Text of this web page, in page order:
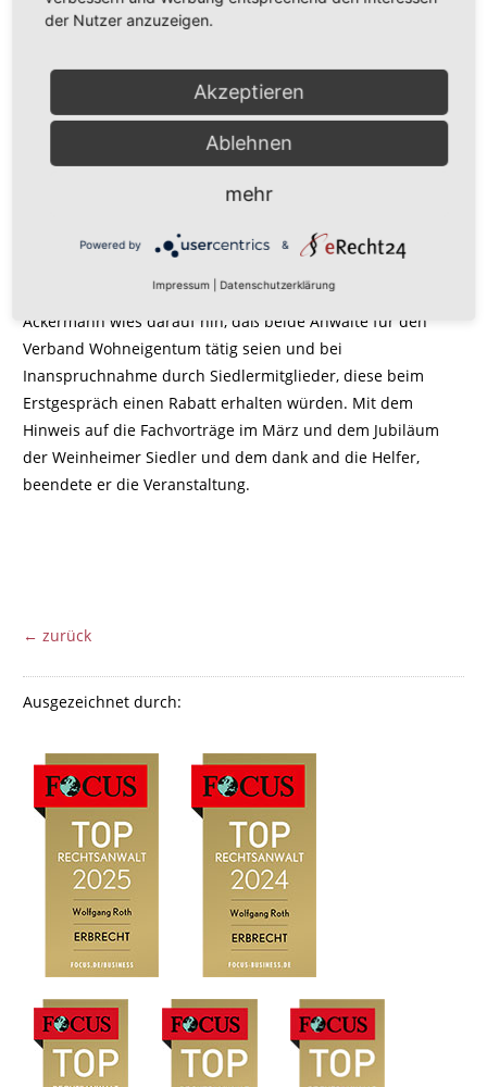
Abschließend wies Maulbetsch auf die kommenden
Patientenverfügung, welche am 28. März 2011 im Rolf-
Engel-Brecht-Haus von beiden Dozenten vorgetragen
werden.
Landesgeschäftsführer Ackermann bedankte sich bei
über die rege Beteiligung und dem Schlußapplaus des
Ackermann wies darauf hin, daß beide Anwälte für den
Verband Wohneigentum tätig seien und bei
Inanspruchnahme durch Siedlermitglieder, diese beim
Erstgespräch einen Rabatt erhalten würden. Mit dem
Hinweis auf die Fachvorträge im März und dem Jubiläum
der Weinheimer Siedler und dem dank and die Helfer,
beendete er die Veranstaltung.
← zurück
Ausgezeichnet durch:
der Nutzer anzuzeigen.
Akzeptieren
Ablehnen
mehr
Powered by &
Impressum Datenschutzerklärung